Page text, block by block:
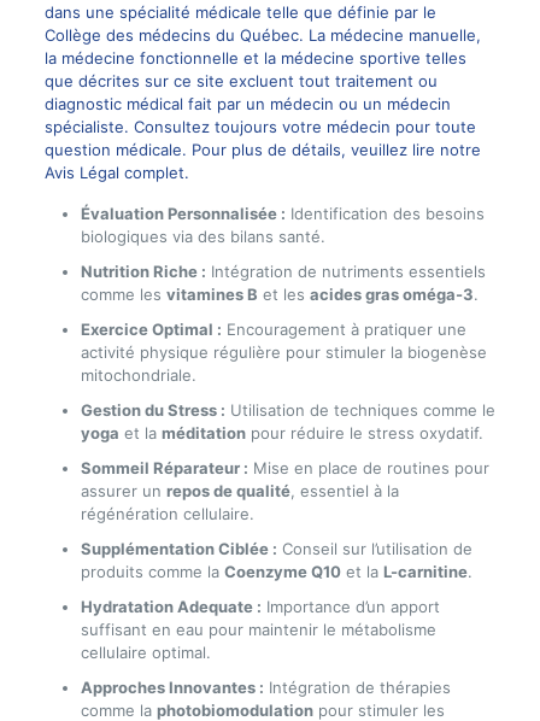
dans une spécialité médicale telle que définie par le
Collège des médecins du Québec. La médecine manuelle,
la médecine fonctionnelle et la médecine sportive telles
que décrites sur ce site excluent tout traitement ou
diagnostic médical fait par un médecin ou un médecin
spécialiste. Consultez toujours votre médecin pour toute
question médicale. Pour plus de détails, veuillez lire notre
Avis Légal complet.
Évaluation Personnalisée : Identification des besoins
biologiques via des bilans santé.
Nutrition Riche : Intégration de nutriments essentiels
comme les vitamines B et les acides gras oméga-3.
Exercice Optimal : Encouragement à pratiquer une
activité physique régulière pour stimuler la biogenèse
mitochondriale.
Gestion du Stress : Utilisation de techniques comme le
yoga et la méditationpour réduire le stress oxydatif.
Sommeil Réparateur : Mise en place de routines pour
assurer un repos de qualité, essentiel à la
régénération cellulaire.
Supplémentation Ciblée : Conseil sur l’utilisation de
produits comme la Coenzyme Q10et la L-carnitine.
Hydratation Adequate : Importance d’un apport
suffisant en eau pour maintenir le métabolisme
cellulaire optimal.
Approches Innovantes : Intégration de thérapies
comme la photobiomodulationpour stimuler les